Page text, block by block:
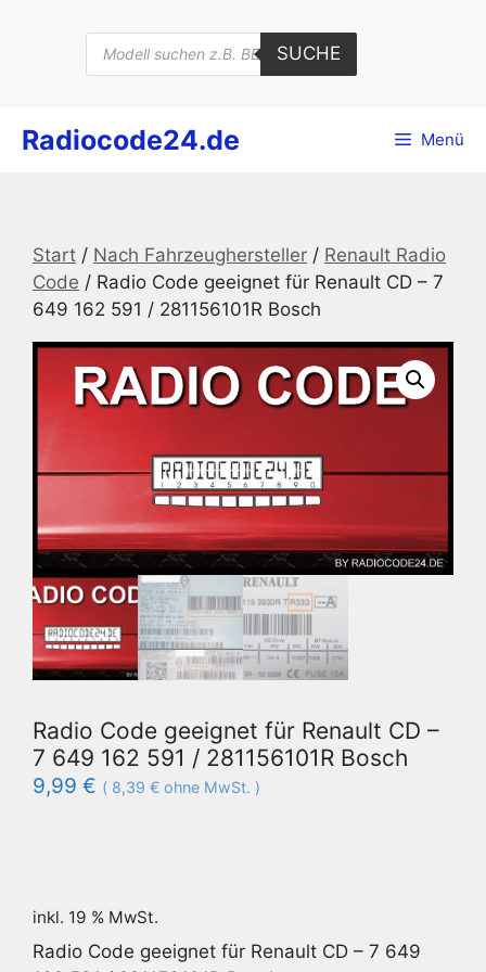
Products
search
SUCHE
Radiocode24.de Menü
Start / Nach Fahrzeughersteller / Renault Radio
Code / Radio Code geeignet für Renault CD – 7
649 162 591 / 281156101R Bosch
Radio Code geeignet für Renault CD –
7 649 162 591 / 281156101R Bosch
9,99 € ( 8,39 € ohne MwSt. )
inkl. 19 % MwSt.
Radio Code geeignet für Renault CD – 7 649